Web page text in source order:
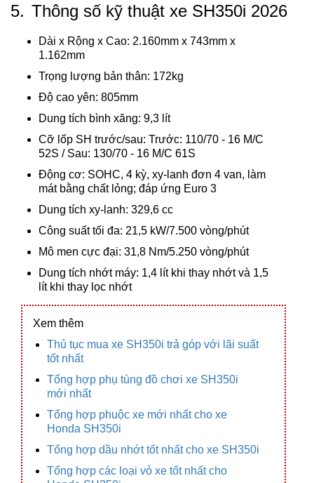
5. Thông số kỹ thuật xe SH350i 2026
Dài x Rộng x Cao: 2.160mm x 743mm x
1.162mm
Trọng lượng bản thân: 172kg
Độ cao yên: 805mm
Dung tích bình xăng: 9,3 lít
Cỡ lốp SH trước/sau: Trước: 110/70 - 16 M/C
52S / Sau: 130/70 - 16 M/C 61S
Động cơ: SOHC, 4 kỳ, xy-lanh đơn 4 van, làm
mát bằng chất lỏng; đáp ứng Euro 3
Dung tích xy-lanh: 329,6 cc
Công suất tối đa: 21,5 kW/7.500 vòng/phút
Mô men cực đại: 31,8 Nm/5.250 vòng/phút
Dung tích nhớt máy: 1,4 lít khi thay nhớt và 1,5
lít khi thay lọc nhớt
Xem thêm
Thủ tục mua xe SH350i trả góp với lãi suất
tốt nhất
Tổng hợp phụ tùng đồ chơi xe SH350i
mới nhất
Tổng hợp phuộc xe mới nhất cho xe
Honda SH350i
Tổng hợp dầu nhớt tốt nhất cho xe SH350i
Tổng hợp các loại vỏ xe tốt nhất cho